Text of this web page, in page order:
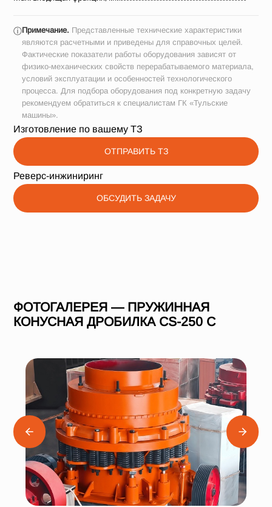
ⓘПримечание. Представленные технические характеристики
являются расчетными и приведены для справочных целей.
Фактические показатели работы оборудования зависят от
физико-механических свойств перерабатываемого материала,
условий эксплуатации и особенностей технологического
процесса. Для подбора оборудования под конкретную задачу
рекомендуем обратиться к специалистам ГК «Тульские
машины».
Изготовление по вашему ТЗ
ОТПРАВИТЬ ТЗ
Реверс-инжиниринг
ОБСУДИТЬ ЗАДАЧУ
ФОТОГАЛЕРЕЯ — ПРУЖИННАЯ
КОНУСНАЯ ДРОБИЛКА СS-250 C